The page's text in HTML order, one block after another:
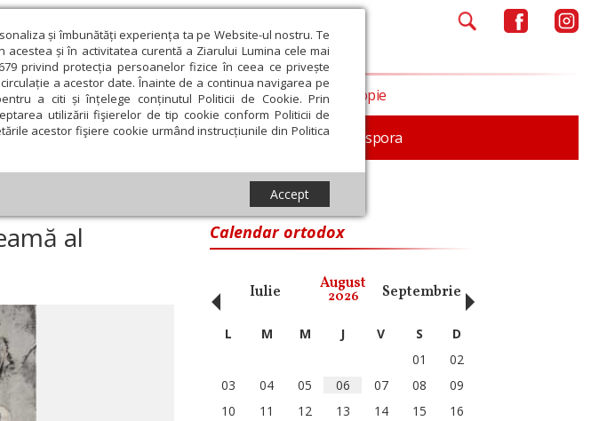
și îmbunătăți experiența ta pe Website-ul nostru. Te
și în activitatea curentă a Ziarului Lumina cele mai
privind protecția persoanelor fizice în ceea ce privește
a acestor date. Înainte de a continua navigarea pe
a citi și înțelege conținutul Politicii de Cookie. Prin
utilizării fişierelor de tip cookie conform Politicii de
acestor fişiere cookie urmând instrucțiunile din Politica
Accept
de presă Documentar In memoriam Diaspora
și Cultură Societate Opinii Filantropie
de seamă al Bisericii Ortodoxe Române
al
Calendar ortodox
Iulie August
2026 Septembrie Octombrie
‹ L M M J V S
D
01
02
03
04 05 06 07 08
09
10
11 12 13 14 15
16